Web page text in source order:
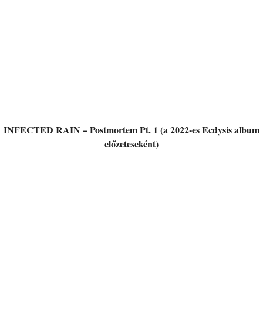
INFECTED RAIN – Postmortem Pt. 1 (a 2022-es Ecdysis album
előzeteseként)